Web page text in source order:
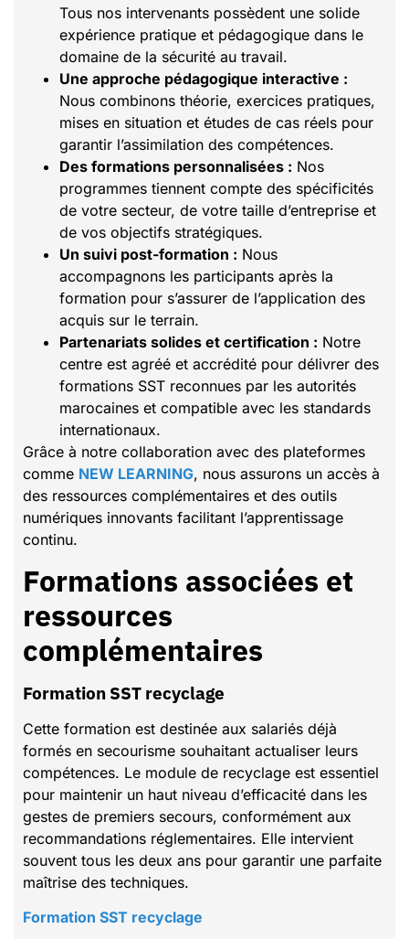
Tous nos intervenants possèdent une solide
expérience pratique et pédagogique dans le
domaine de la sécurité au travail.
Une approche pédagogique interactive :
Nous combinons théorie, exercices pratiques,
mises en situation et études de cas réels pour
garantir l’assimilation des compétences.
Des formations personnalisées : Nos
programmes tiennent compte des spécificités
de votre secteur, de votre taille d’entreprise et
de vos objectifs stratégiques.
Un suivi post-formation : Nous
accompagnons les participants après la
formation pour s’assurer de l’application des
acquis sur le terrain.
Partenariats solides et certification : Notre
centre est agréé et accrédité pour délivrer des
formations SST reconnues par les autorités
marocaines et compatible avec les standards
internationaux.
Grâce à notre collaboration avec des plateformes
comme NEW LEARNING, nous assurons un accès à
des ressources complémentaires et des outils
numériques innovants facilitant l’apprentissage
continu.
Formations associées et
ressources
complémentaires
Formation SST recyclage
Cette formation est destinée aux salariés déjà
formés en secourisme souhaitant actualiser leurs
compétences. Le module de recyclage est essentiel
pour maintenir un haut niveau d’efficacité dans les
gestes de premiers secours, conformément aux
recommandations réglementaires. Elle intervient
souvent tous les deux ans pour garantir une parfaite
maîtrise des techniques.
Formation SST recyclage